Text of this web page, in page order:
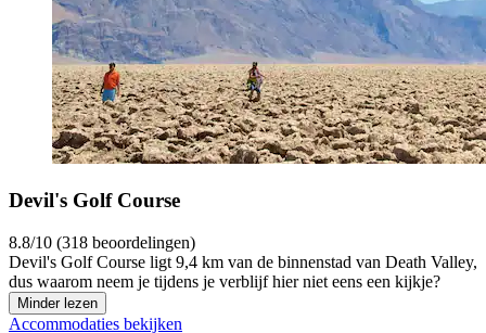
Devil's Golf Course
8.8/10 (318 beoordelingen)
Devil's Golf Course ligt 9,4 km van de binnenstad van Death Valley,
dus waarom neem je tijdens je verblijf hier niet eens een kijkje?
Minder lezen
Accommodaties bekijken